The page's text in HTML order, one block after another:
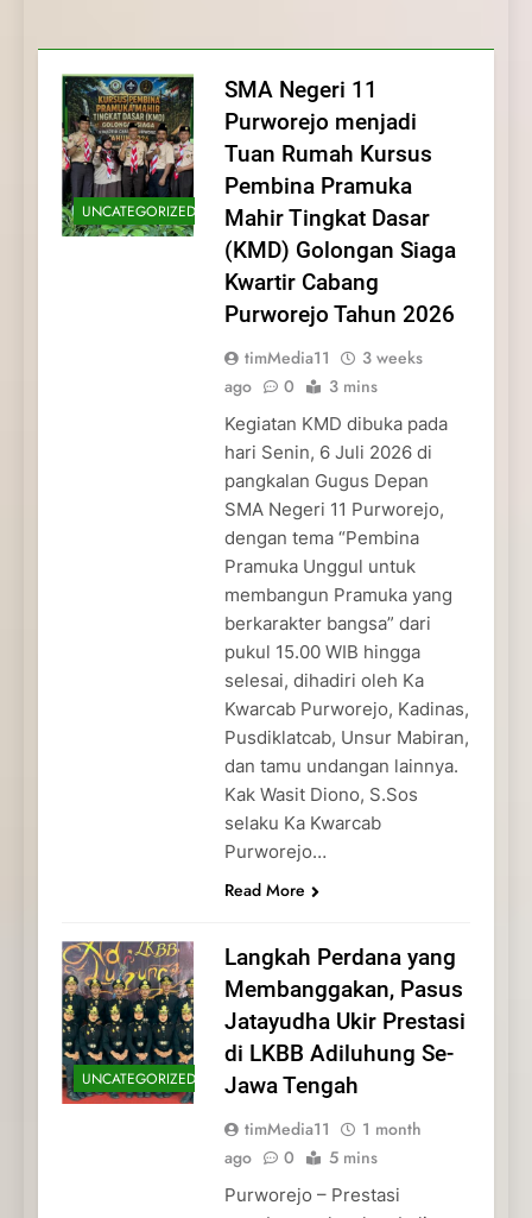
dan Pengabdian Generasi
Pramuka
Pramuka
Kepedulian
UNCATEGORIZED
SMA Negeri 11
Purworejo menjadi
Tuan Rumah Kursus
Pembina Pramuka
Mahir Tingkat Dasar
(KMD) Golongan Siaga
Kwartir Cabang
Purworejo Tahun 2026
timMedia11
3 weeks
ago
0 3 mins
Kegiatan KMD dibuka pada
hari Senin, 6 Juli 2026 di
pangkalan Gugus Depan
SMA Negeri 11 Purworejo,
dengan tema “Pembina
Pramuka Unggul untuk
membangun Pramuka yang
berkarakter bangsa” dari
pukul 15.00 WIB hingga
selesai, dihadiri oleh Ka
Kwarcab Purworejo, Kadinas,
Pusdiklatcab, Unsur Mabiran,
dan tamu undangan lainnya.
Kak Wasit Diono, S.Sos
selaku Ka Kwarcab
Purworejo…
Read More
UNCATEGORIZED
Langkah Perdana yang
Membanggakan, Pasus
Jatayudha Ukir Prestasi
di LKBB Adiluhung Se-
Jawa Tengah
timMedia11
1 month
ago
0 5 mins
Purworejo – Prestasi